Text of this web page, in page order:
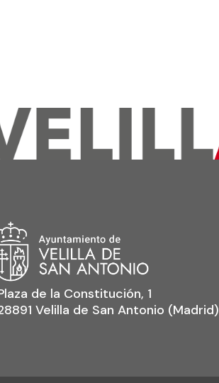
de la Constitución, 1
Velilla de San Antonio (Madrid)